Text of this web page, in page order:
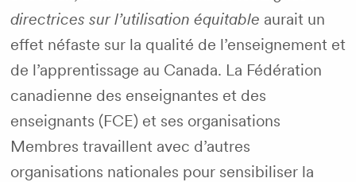
directrices sur l’utilisation équitable aurait un
effet néfaste sur la qualité de l’enseignement et
de l’apprentissage au Canada. La Fédération
canadienne des enseignantes et des
enseignants (FCE) et ses organisations
Membres travaillent avec d’autres
organisations nationales pour sensibiliser la